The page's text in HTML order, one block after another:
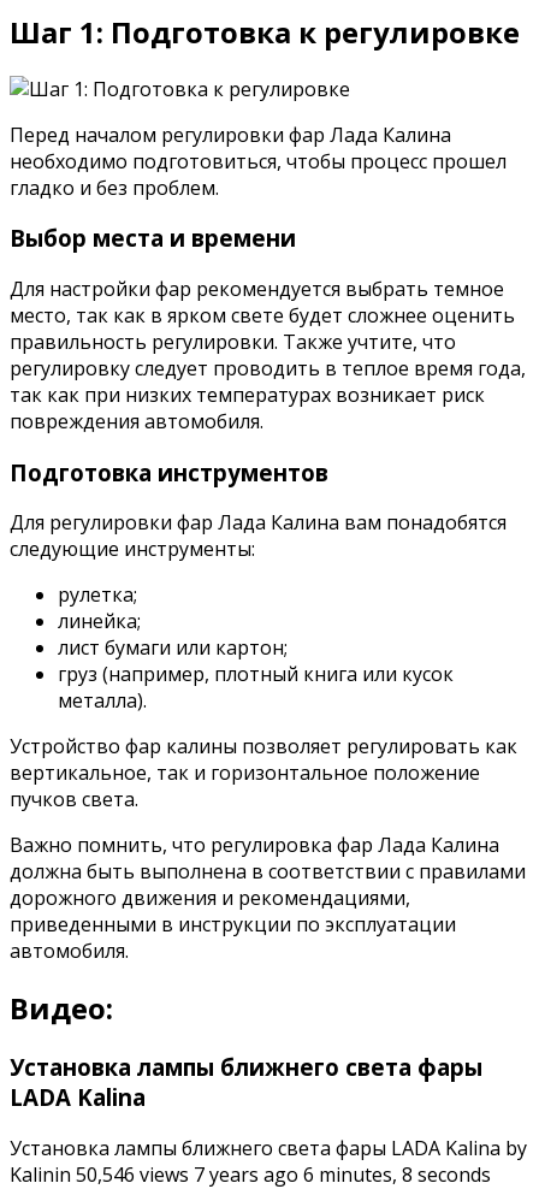
Шаг 1: Подготовка к регулировке
Перед началом регулировки фар Лада Калина
необходимо подготовиться, чтобы процесс прошел
гладко и без проблем.
Выбор места и времени
Для настройки фар рекомендуется выбрать темное
место, так как в ярком свете будет сложнее оценить
правильность регулировки. Также учтите, что
регулировку следует проводить в теплое время года,
так как при низких температурах возникает риск
повреждения автомобиля.
Подготовка инструментов
Для регулировки фар Лада Калина вам понадобятся
следующие инструменты:
рулетка;
линейка;
лист бумаги или картон;
груз (например, плотный книга или кусок
металла).
Устройство фар калины позволяет регулировать как
вертикальное, так и горизонтальное положение
пучков света.
Важно помнить, что регулировка фар Лада Калина
должна быть выполнена в соответствии с правилами
дорожного движения и рекомендациями,
приведенными в инструкции по эксплуатации
автомобиля.
Видео:
Установка лампы ближнего света фары
LADA Kalina
Установка лампы ближнего света фары LADA Kalina by
Kalinin 50,546 views 7 years ago 6 minutes, 8 seconds